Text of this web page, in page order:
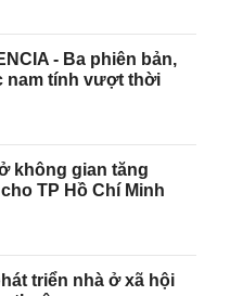
- Ba phiên bản,
nam tính vượt thời
không gian tăng
TP Hồ Chí Minh
triển nhà ở xã hội